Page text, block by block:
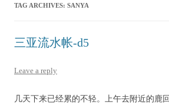
TAG ARCHIVES: SANYA
三亚流水帐-d5
Leave a reply
几天下来已经累的不轻。上午去附近的鹿